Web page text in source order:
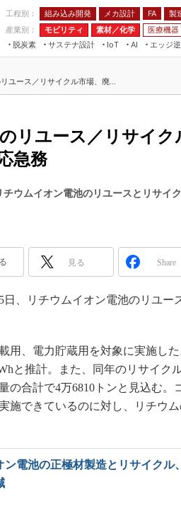
工程別： 組み込み開発 メカ設計 FA 製
産業別：
モビリティ 素材／化学 医療機器
脱炭素
サステナ設計
IoT
場
AI
備保全
エッジ
JIMTOF
IIFES
TECHNO-FRONTIER
EdgeTech+
フィールドサー
組み込み画像技
車載ソフト開発
ISO26262
無償設計ツール
デジタルツイン
S＆OP
インダストリー
イノベーション
FA
ユース／リサイクル市場、廃...
リユース／リサイク
急務
チウムイオン電池のリユースとリサイ
見る Share
、リチウムイオン電池のリユー
、電力貯蔵用を対象に実施した
と推計。また、同年のリサイク
の合計で4万6810トンと見込む。
施できているのに対し、リチウ
ン電池の正極材製造とリサイクル